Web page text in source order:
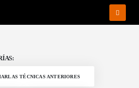
TÉCNICAS ANTERIORES